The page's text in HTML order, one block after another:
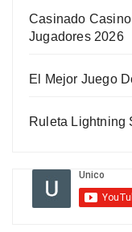
Casinado
Jugadores 2026
El Mejor Juego
Ruleta Lightning